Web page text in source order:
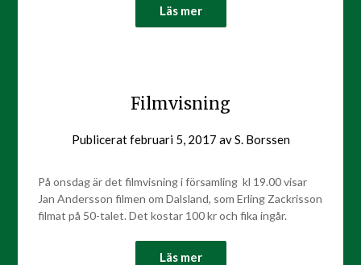
Läs mer
Filmvisning
Publiceratfebruari 5, 2017 avS. Borssen
På onsdag är det filmvisning i församling kl 19.00 visar
Jan Andersson filmen om Dalsland, som Erling Zackrisson
filmat på 50-talet. Det kostar 100 kr och fika ingår.
Läs mer